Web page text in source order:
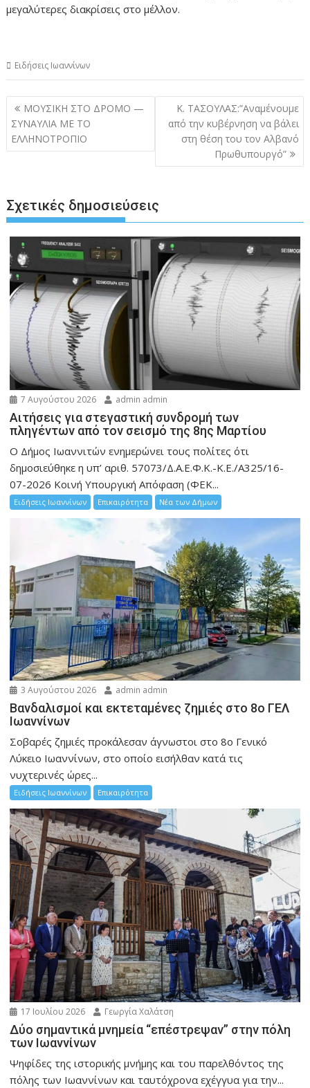
μεγαλύτερες διακρίσεις στο μέλλον.
Ειδήσεις Ιωαννίνων
Πλοήγηση
άρθρων
ΜΟΥΣΙΚΗ ΣΤΟ ΔΡΟΜΟ —
ΣΥΝΑΥΛΙΑ ΜΕ ΤΟ
ΕΛΛΗΝΟΤΡΟΠΙΟ
Κ. ΤΑΣΟΥΛΑΣ:”Αναμένουμε
από την κυβέρνηση να βάλει
στη θέση του τον Αλβανό
Πρωθυπουργό”
Σχετικές δημοσιεύσεις
7 Αυγούστου 2026 admin admin
Αιτήσεις για στεγαστική συνδρομή των
πληγέντων από τον σεισμό της 8ης Μαρτίου
Ο Δήμος Ιωαννιτών ενημερώνει τους πολίτες ότι
δημοσιεύθηκε η υπ’ αριθ. 57073/Δ.Α.Ε.Φ.Κ.-Κ.Ε./Α325/16-
07-2026 Κοινή Υπουργική Απόφαση (ΦΕΚ...
Ειδήσεις Ιωαννίνων Επικαιρότητα Νέα των Δήμων
3 Αυγούστου 2026 admin admin
Βανδαλισμοί και εκτεταμένες ζημιές στο 8ο ΓΕΛ
Ιωαννίνων
Σοβαρές ζημιές προκάλεσαν άγνωστοι στο 8ο Γενικό
Λύκειο Ιωαννίνων, στο οποίο εισήλθαν κατά τις
νυχτερινές ώρες...
Ειδήσεις Ιωαννίνων Επικαιρότητα
17 Ιουλίου 2026 Γεωργία Χαλάτση
Δύο σημαντικά μνημεία “επέστρεψαν” στην πόλη
των Ιωαννίνων
Ψηφίδες της ιστορικής μνήμης και του παρελθόντος της
πόλης των Ιωαννίνων και ταυτόχρονα εχέγγυα για την...